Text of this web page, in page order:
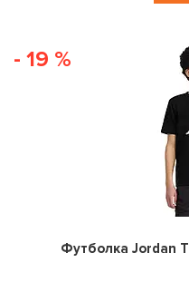
- 19 %
Футболка Jordan